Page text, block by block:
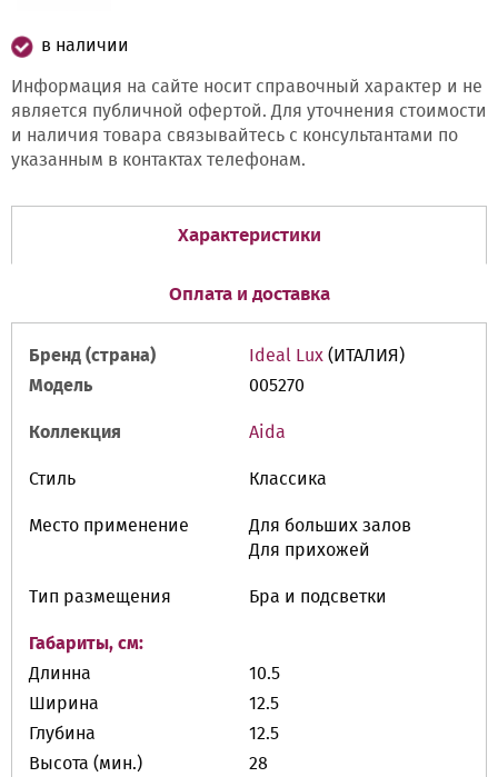
в наличии
Информация на сайте носит справочный характер и не
является публичной офертой. Для уточнения стоимости
и наличия товара связывайтесь с консультантами по
указанным в контактах телефонам.
Характеристики
Оплата и доставка
Бренд (страна) Ideal Lux (ИТАЛИЯ)
Модель
005270
Коллекция Aida
Стиль Классика
Место применение
Для больших залов
Для прихожей
Тип размещения Бра и подсветки
Габариты, см:
Длинна
10.5
Ширина
12.5
Глубина
12.5
Высота (мин.)
28